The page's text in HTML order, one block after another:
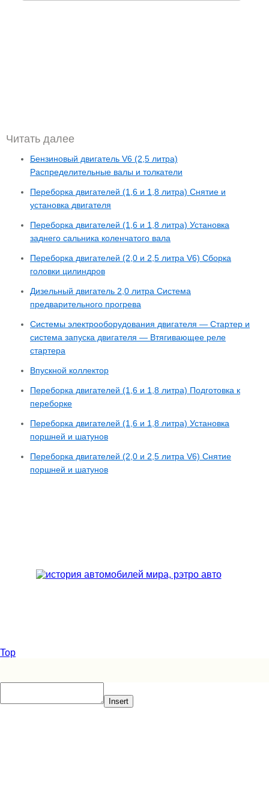
Читать далее
Бензиновый двигатель V6 (2,5 литра)
Распределительные валы и толкатели
Переборка двигателей (1,6 и 1,8 литра) Снятие и
установка двигателя
Переборка двигателей (1,6 и 1,8 литра) Установка
заднего сальника коленчатого вала
Переборка двигателей (2,0 и 2,5 литра V6) Сборка
головки цилиндров
Дизельный двигатель 2,0 литра Система
предварительного прогрева
Системы электрооборудования двигателя — Стартер и
система запуска двигателя — Втягивающее реле
стартера
Впускной коллектор
Переборка двигателей (1,6 и 1,8 литра) Подготовка к
переборке
Переборка двигателей (1,6 и 1,8 литра) Установка
поршней и шатунов
Переборка двигателей (2,0 и 2,5 литра V6) Снятие
поршней и шатунов
Top
Insert